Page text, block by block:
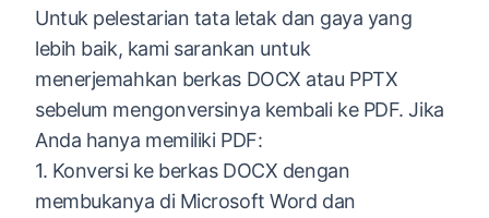
Untuk pelestarian tata letak dan gaya yang
lebih baik, kami sarankan untuk
menerjemahkan berkas DOCX atau PPTX
sebelum mengonversinya kembali ke PDF. Jika
Anda hanya memiliki PDF:
1. Konversi ke berkas DOCX dengan
membukanya di Microsoft Word dan